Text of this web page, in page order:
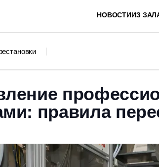
НОВОСТИИЗ
правила